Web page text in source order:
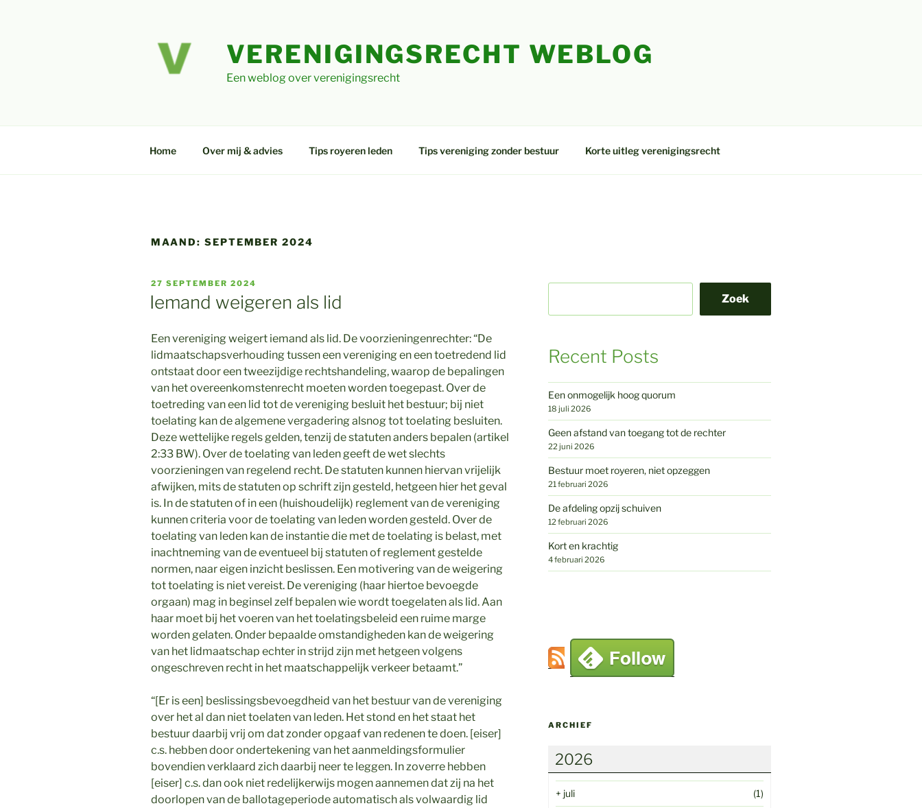
VERENIGINGSRECHT WEBLOG
Een weblog over verenigingsrecht
Home Over mij & advies Tips royeren leden Tips vereniging zonder bestuur Korte uitleg verenigingsrecht
MAAND: SEPTEMBER 2024
GEPLAATST
OP
27 SEPTEMBER 2024
Iemand weigeren als lid
Een vereniging weigert iemand als lid. De voorzieningenrechter: “De
lidmaatschapsverhouding tussen een vereniging en een toetredend lid
ontstaat door een tweezijdige rechtshandeling, waarop de bepalingen
van het overeenkomstenrecht moeten worden toegepast. Over de
toetreding van een lid tot de vereniging besluit het bestuur; bij niet
toelating kan de algemene vergadering alsnog tot toelating besluiten.
Deze wettelijke regels gelden, tenzij de statuten anders bepalen (artikel
2:33 BW). Over de toelating van leden geeft de wet slechts
voorzieningen van regelend recht. De statuten kunnen hiervan vrijelijk
afwijken, mits de statuten op schrift zijn gesteld, hetgeen hier het geval
is. In de statuten of in een (huishoudelijk) reglement van de vereniging
kunnen criteria voor de toelating van leden worden gesteld. Over de
toelating van leden kan de instantie die met de toelating is belast, met
inachtneming van de eventueel bij statuten of reglement gestelde
normen, naar eigen inzicht beslissen. Een motivering van de weigering
tot toelating is niet vereist. De vereniging (haar hiertoe bevoegde
orgaan) mag in beginsel zelf bepalen wie wordt toegelaten als lid. Aan
haar moet bij het voeren van het toelatingsbeleid een ruime marge
worden gelaten. Onder bepaalde omstandigheden kan de weigering
van het lidmaatschap echter in strijd zijn met hetgeen volgens
ongeschreven recht in het maatschappelijk verkeer betaamt.”
“[Er is een] beslissingsbevoegdheid van het bestuur van de vereniging
over het al dan niet toelaten van leden. Het stond en het staat het
bestuur daarbij vrij om dat zonder opgaaf van redenen te doen. [eiser]
c.s. hebben door ondertekening van het aanmeldingsformulier
bovendien verklaard zich daarbij neer te leggen. In zoverre hebben
[eiser] c.s. dan ook niet redelijkerwijs mogen aannemen dat zij na het
doorlopen van de ballotageperiode automatisch als volwaardig lid
Zoek
Recent Posts
Een onmogelijk hoog quorum
18 juli 2026
Geen afstand van toegang tot de rechter
22 juni 2026
Bestuur moet royeren, niet opzeggen
21 februari 2026
De afdeling opzij schuiven
12 februari 2026
Kort en krachtig
4 februari 2026
ARCHIEF
2026
+ juli (1)